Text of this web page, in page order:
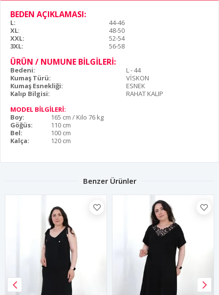
BEDEN AÇIKLAMASI:
L:
44-46
XL:
48-50
XXL:
52-54
3XL:
56-58
ÜRÜN / NUMUNE BİLGİLERİ:
Bedeni:
L - 44
Kumaş Türü:
VİSKON
Kumaş Esnekliği:
ESNEK
Kalıp Bilgisi:
RAHAT KALIP
MODEL BİLGİLERİ:
Boy:
165 cm / Kilo 76 kg
Göğüs:
110 cm
Bel:
100 cm
Kalça:
120 cm
Benzer Ürünler